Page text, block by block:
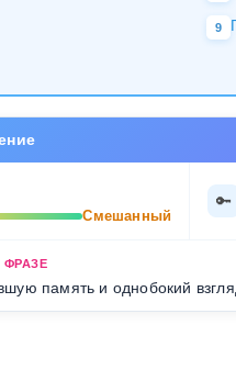
9
Смешанный
🔑
память и однобокий